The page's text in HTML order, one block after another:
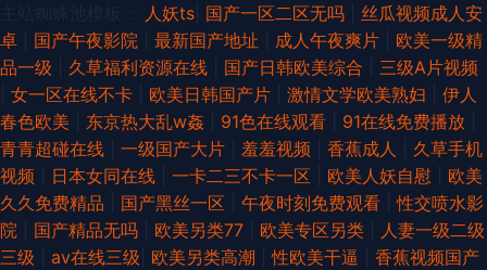
人妖ts 国产一区二区无吗
丝瓜视频成人安
卓
国产午夜影院 最新国产地址 成人午夜爽片
欧美一级精
品一级
久草福利资源在线 国产日韩欧美综合
三级A片视频
女一区在线不卡 欧美日韩国产片 激情文学欧美熟妇
伊人
春色欧美
东京热大乱w姦 91色在线观看 91在线免费播放
青青超碰在线
一级国产大片 羞羞视频 香蕉成人
久草手机
视频
日本女同在线 一卡二三不卡一区 欧美人妖自慰
欧美
久久免费精品
国产黑丝一区 午夜时刻免费观看 |性交喷水影
院
国产精品无吗 欧美另类77 欧美专区另类
人妻一级二级
三级
av在线三级 欧美另类高潮 |性欧美干逼 香蕉视频国产